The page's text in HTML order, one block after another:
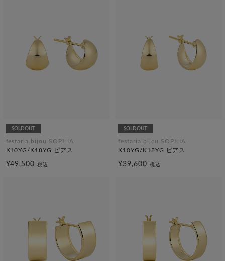
SOLDOUT
festaria bijou SOPHIA
K10YG/K18YG ピアス
¥49,500税込
SOLDOUT
festaria bijou SOPHIA
K10YG/K18YG ピアス
¥39,600 税込